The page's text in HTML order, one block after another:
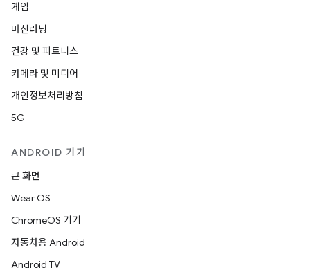
게임
머신러닝
건강 및 피트니스
카메라 및 미디어
개인정보처리방침
5G
ANDROID 기기
큰 화면
Wear OS
ChromeOS 기기
자동차용 Android
Android TV